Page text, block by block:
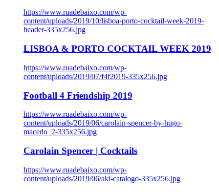
https://www.ruadebaixo.com/wp-
content/uploads/2019/10/lisboa-porto-cocktail-week-2019-
header-335x256.jpg
LISBOA & PORTO COCKTAIL WEEK 2019
https://www.ruadebaixo.com/wp-
content/uploads/2019/07/f4f2019-335x256.jpg
Football 4 Friendship 2019
https://www.ruadebaixo.com/wp-
content/uploads/2019/06/carolain-spencer-by-hugo-
macedo_2-335x256.jpg
Carolain Spencer | Cocktails
https://www.ruadebaixo.com/wp-
content/uploads/2019/06/aki-catalogo-335x256.jpg